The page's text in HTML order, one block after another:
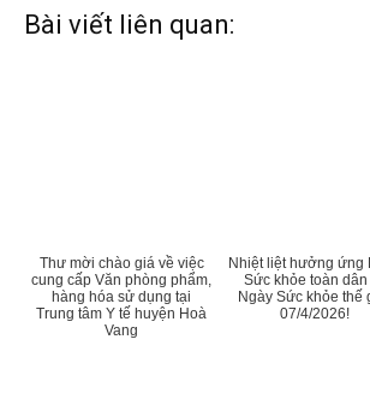
Bài viết liên quan:
Thư mời chào giá về việc
cung cấp Văn phòng phẩm,
hàng hóa sử dụng tại
Trung tâm Y tế huyện Hoà
Vang
Nhiệt liệt hưởng ứng
Sức khỏe toàn dân
Ngày Sức khỏe thế
07/4/2026!